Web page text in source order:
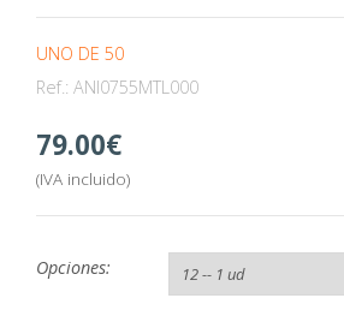
UNO DE 50
Ref.: ANI0755MTL000
79.00
(IVA incluido)
Opciones: